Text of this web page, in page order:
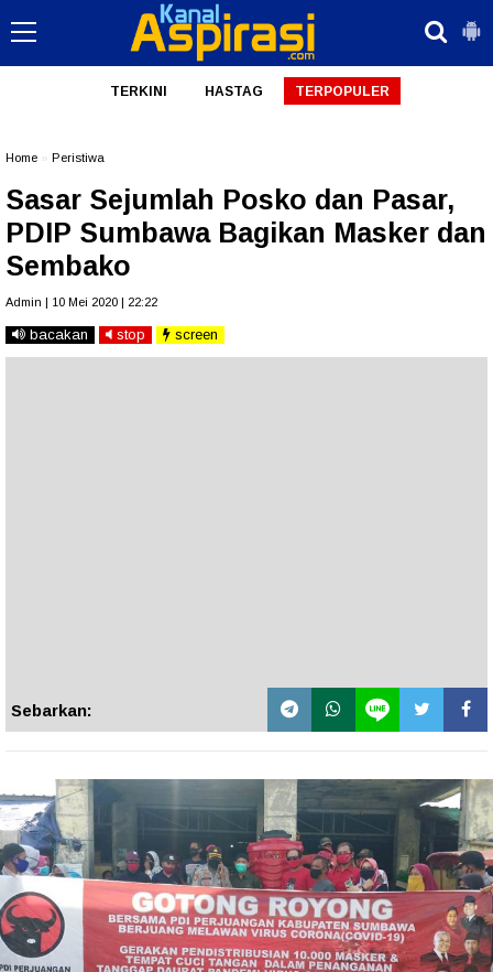
TERKINI HASTAG TERPOPULER
Home Peristiwa
Sasar Sejumlah Posko dan Pasar,
PDIP Sumbawa Bagikan Masker dan
Sembako
Admin | 10 Mei 2020 | 22:22
bacakan stop screen
Sebarkan: